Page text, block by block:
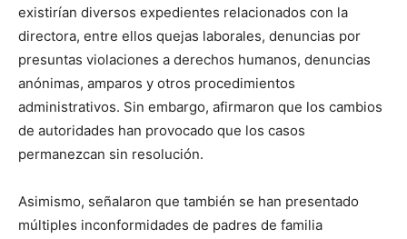
existirían diversos expedientes relacionados con la
directora, entre ellos quejas laborales, denuncias por
presuntas violaciones a derechos humanos, denuncias
anónimas, amparos y otros procedimientos
administrativos. Sin embargo, afirmaron que los cambios
de autoridades han provocado que los casos
permanezcan sin resolución.
Asimismo, señalaron que también se han presentado
múltiples inconformidades de padres de familia